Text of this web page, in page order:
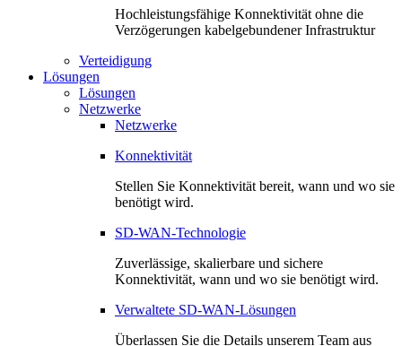
Hochleistungsfähige Konnektivität ohne die
Verzögerungen kabelgebundener Infrastruktur
Verteidigung
Lösungen
Lösungen
Netzwerke
Netzwerke
Konnektivität
Stellen Sie Konnektivität bereit, wann und wo sie
benötigt wird.
SD-WAN-Technologie
Zuverlässige, skalierbare und sichere
Konnektivität, wann und wo sie benötigt wird.
Verwaltete SD-WAN-Lösungen
Überlassen Sie die Details unserem Team aus